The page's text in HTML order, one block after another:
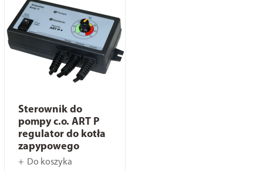
Sterownik do
pompy c.o. ART P
regulator do kotła
zapypowego
Do koszyka